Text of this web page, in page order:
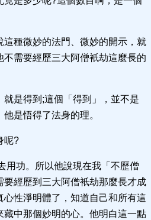
這種微妙的法門、微妙的開示，就
需要經歷三大阿僧衹劫這麼長的
就是得到;這個「得到」，並不是
他是悟得了法身的理。
呢?
用功。所以他說現在我「不歷僧
經歷到三大阿僧衹劫那麼長才成
性淨明體了，知道自己和所有這
中那個妙明的心。他明白這一點